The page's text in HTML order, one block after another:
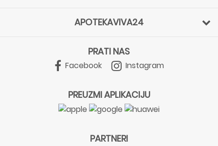
APOTEKAVIVA24
PRATI NAS
Facebook Instagram
PREUZMI APLIKACIJU
PARTNERI